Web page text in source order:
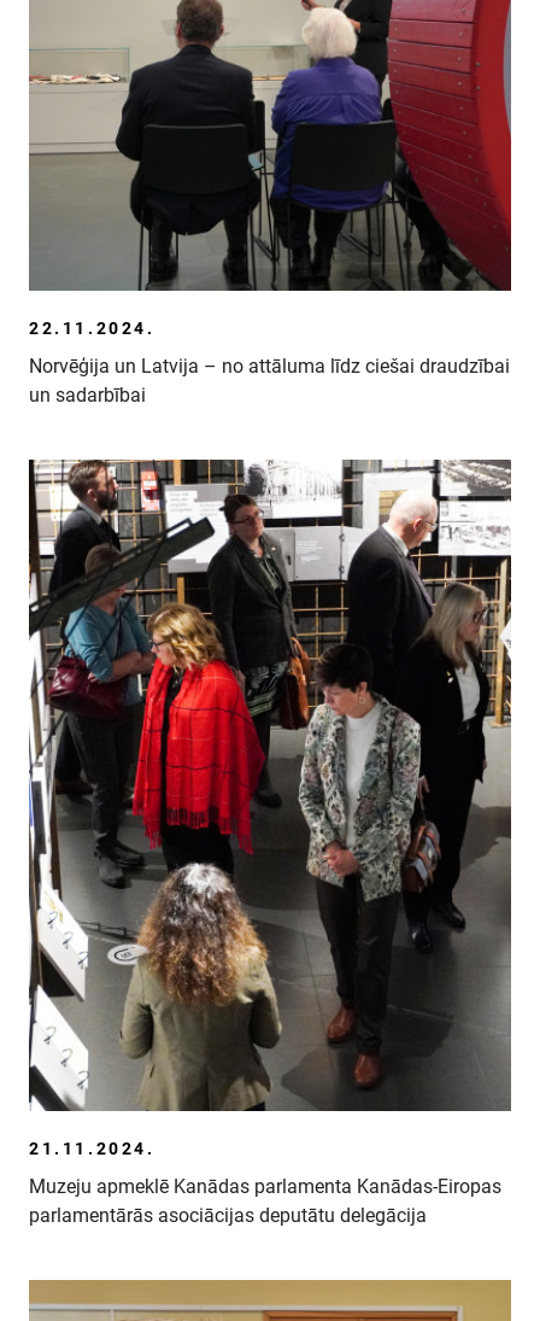
22.11.2024.
Norvēģija un Latvija – no attāluma līdz ciešai draudzībai
un sadarbībai
21.11.2024.
Muzeju apmeklē Kanādas parlamenta Kanādas-Eiropas
parlamentārās asociācijas deputātu delegācija